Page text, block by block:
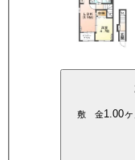
敷 金1.00ヶ